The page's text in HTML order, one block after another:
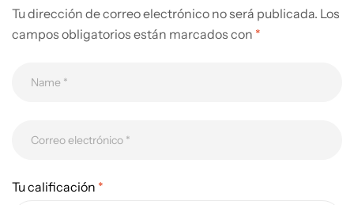
Tu dirección de correo electrónico no será publicada. Los
campos obligatorios están marcados con *
Tu calificación *